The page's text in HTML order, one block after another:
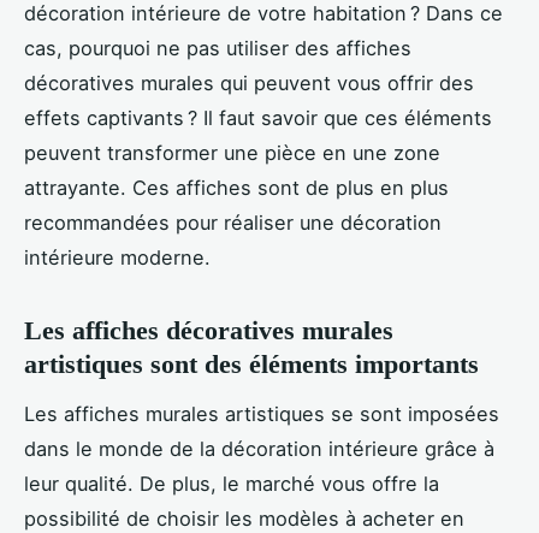
décoration intérieure de votre habitation ? Dans ce
cas, pourquoi ne pas utiliser des affiches
décoratives murales qui peuvent vous offrir des
effets captivants ? Il faut savoir que ces éléments
peuvent transformer une pièce en une zone
attrayante. Ces affiches sont de plus en plus
recommandées pour réaliser une décoration
intérieure moderne.
Les affiches décoratives murales
artistiques sont des éléments importants
Les affiches murales artistiques se sont imposées
dans le monde de la décoration intérieure grâce à
leur qualité. De plus, le marché vous offre la
possibilité de choisir les modèles à acheter en